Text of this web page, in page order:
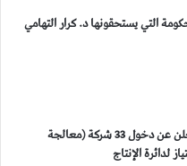
التي يستحقونها د. كرار التهامي
الموارد المعدنية تعلن عن دخول 33 شركة (معالجة
لدائرة الإنتاج